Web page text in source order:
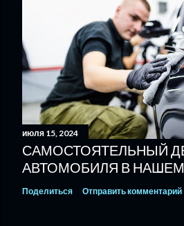
июля 15, 2024
САМОСТОЯТЕЛЬНЫЙ
АВТОМОБИЛЯ В
Поделиться Отправить комментарий